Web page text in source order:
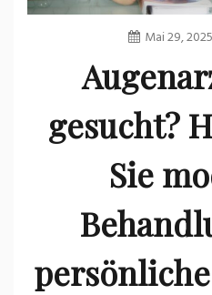
Mai 29, 2025
gesucht?
Sie